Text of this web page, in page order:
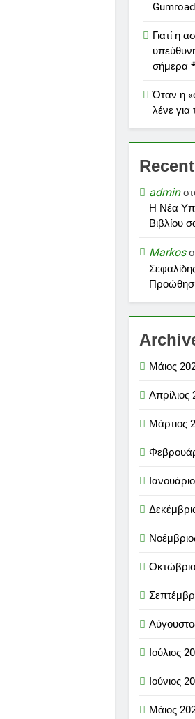
Gumroad
Γιατί η
σήμερα
Όταν η
λένε για
admin
Η Νέα
Βιβλίου
Markos
Μάιος
Απρίλιος
Μάρτιος
Ιούλιος
Ιούνιος
Μάιος